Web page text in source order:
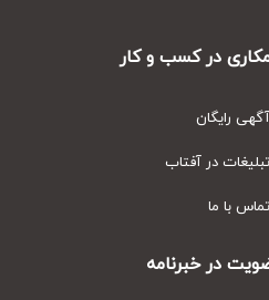
در کسب و کار
رایگان
در آفتاب
با ما
در خبرنامه